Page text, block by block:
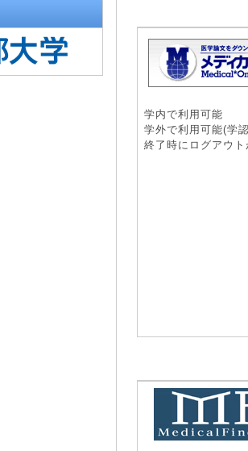
学内で利用可能
学外で利用可能(学
終了時にログアウ